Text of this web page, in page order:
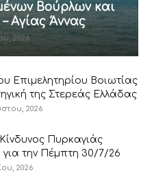
Βούρλων και
Αγίας Άννας
2026
Επιμελητηρίου Βοιωτίας
της Στερεάς Ελλάδας
2026
Πυρκαγιάς
για την Πέμπτη 30/7/26
2026